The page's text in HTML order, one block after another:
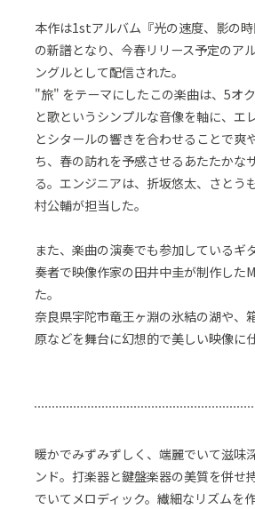
本作は1stアルバム『光の速度、影の
の新譜となり、今春リリース予定のア
ングルとして配信された。
"旅" をテーマにしたこの楽曲は、5オ
と歌というシンプルな音像を軸に、エ
とシタールの響きを合わせることで爽
ち、春の訪れを予感させるあたたかな
る。エンジニアは、折坂悠太、さとう
村公輔が担当した。
また、楽曲の演奏でも参加しているギ
奏者で映像作家の田井中圭が制作した
た。
奈良県宇陀市竜王ヶ淵の氷結の湖や、
原などを舞台に幻想的で美しい映像に
暖かでみずみずしく、端麗でいて滋味
ンド。打楽器と鍵盤楽器の美質を併せ
でいてメロディック。繊細なリズムを